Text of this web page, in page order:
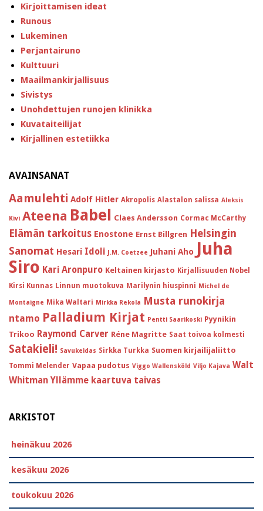
Kirjoittamisen ideat
Runous
Lukeminen
Perjantairuno
Kulttuuri
Maailmankirjallisuus
Sivistys
Unohdettujen runojen klinikka
Kuvataiteilijat
Kirjallinen estetiikka
AVAINSANAT
Aamulehti Adolf Hitler Akropolis Alastalon salissa Aleksis
Kivi Ateena Babel Claes Andersson Cormac McCarthy
Elämän tarkoitus Enostone Ernst Billgren Helsingin
Sanomat Hesari Idoli J.M. Coetzee Juhani Aho Juha
Siro Kari Aronpuro Keltainen kirjasto Kirjallisuuden Nobel
Kirsi Kunnas Linnun muotokuva Marilynin hiuspinni Michel de
Montaigne Mika Waltari Mirkka Rekola Musta runokirja
ntamo Palladium Kirjat Pentti Saarikoski Pyynikin
Trikoo Raymond Carver Réne Magritte Saat toivoa kolmesti
Satakieli! Savukeidas Sirkka Turkka Suomen kirjailijaliitto
Tommi Melender Vapaa pudotus Viggo Wallensköld Viljo Kajava Walt
Whitman Yllämme kaartuva taivas
ARKISTOT
heinäkuu 2026
kesäkuu 2026
toukokuu 2026